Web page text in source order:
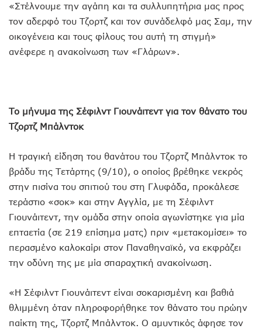
«Στέλνουμε την αγάπη και τα συλλυπητήρια μας προς
τον αδερφό του Τζορτζ και τον συνάδελφό μας Σαμ, την
οικογένεια και τους φίλους του αυτή τη στιγμή»
ανέφερε η ανακοίνωση των «Γλάρων».
Το μήνυμα της Σέφιλντ Γιουνάιτεντ για τον θάνατο του
Τζορτζ Μπάλντοκ
Η τραγική είδηση του θανάτου του Τζορτζ Μπάλντοκ το
βράδυ της Τετάρτης (9/10), ο οποίος βρέθηκε νεκρός
στην πισίνα του σπιτιού του στη Γλυφάδα, προκάλεσε
τεράστιο «σοκ» και στην Αγγλία, με τη Σέφιλντ
Γιουνάιτεντ, την ομάδα στην οποία αγωνίστηκε για μία
επταετία (σε 219 επίσημα ματς) πριν «μετακομίσει» το
περασμένο καλοκαίρι στον Παναθηναϊκό, να εκφράζει
την οδύνη της με μία σπαραχτική ανακοίνωση.
«Η Σέφιλντ Γιουνάιτεντ είναι σοκαρισμένη και βαθιά
θλιμμένη όταν πληροφορήθηκε τον θάνατο του πρώην
παίκτη της, Τζορτζ Μπάλντοκ. Ο αμυντικός άφησε τον